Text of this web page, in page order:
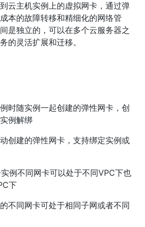
云主机实例上的虚拟网卡，通过弹
本的故障转移和精细化的网络管
是独立的，可以在多个云服务器之
的灵活扩展和迁移。
时随实例一起创建的弹性网卡，创
例解绑
创建的弹性网卡，支持绑定实例或
实例不同网卡可以处于不同VPC下也
下
的不同网卡可处于相同子网或者不同